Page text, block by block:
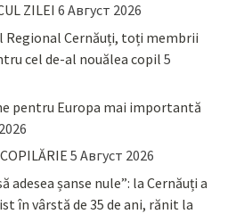
ZILEI 6 Август 2026
Regional Cernăuți, toți membrii
cel de-al nouălea copil 5
pentru Europa mai importantă
5 Август 2026
adesea șanse nule”: la Cernăuți a
în vârstă de 35 de ani, rănit la